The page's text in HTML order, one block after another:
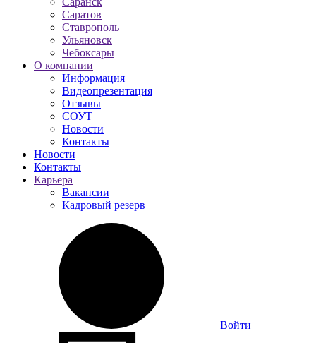
Саратов
Ставрополь
Ульяновск
Чебоксары
О компании
Информация
Видеопрезентация
Отзывы
СОУТ
Новости
Контакты
Новости
Контакты
Карьера
Вакансии
Кадровый резерв
Войти